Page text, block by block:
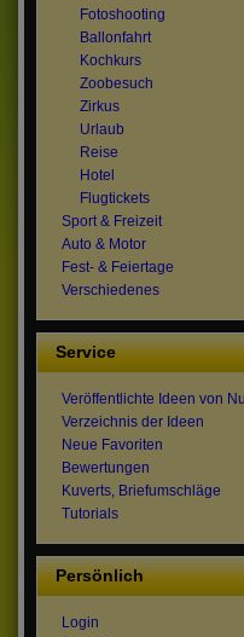
Fotoshooting
Ballonfahrt
Kochkurs
Zoobesuch
Zirkus
Urlaub
Reise
Hotel
Flugtickets
Sport & Freizeit
Auto & Motor
Fest- & Feiertage
Verschiedenes
Service
Veröffentlichte Ideen von
Verzeichnis der Ideen
Neue Favoriten
Bewertungen
Kuverts, Briefumschläge
Tutorials
Persönlich
Login